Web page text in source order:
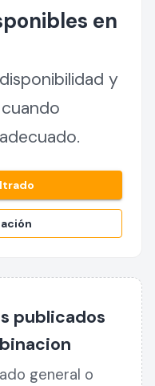
en
y
publicados
general o